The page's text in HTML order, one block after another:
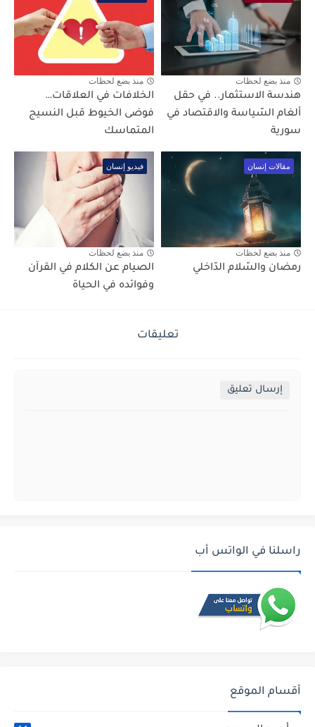
منذ بضع لحظات
هندسة الاستثمار.. في حقل
ألغام السّياسة والاقتصاد في
سورية
منذ بضع لحظات
الخلافات في العلاقات…
فوضى الخيوط قبل النسيج
المتماسك
مقالات إنسان
منذ بضع لحظات
رمضان والسّلام الدّاخلي
فيديو إنسان
منذ بضع لحظات
الصيام عن الكلام في القرآن
وفوائده في الحياة
تعليقات
إرسال تعليق
راسلنا في الواتس أب
أقسام الموقع